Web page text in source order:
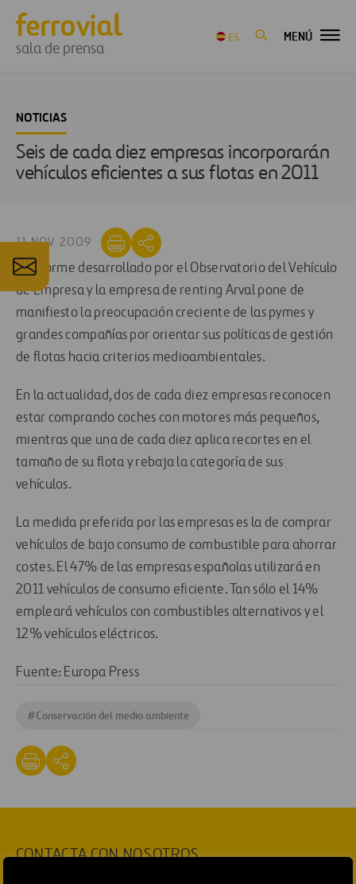
sala de prensa
ES MENÚ
NOTICIAS
Seis de cada diez empresas incorporarán
vehículos eficientes a sus flotas en 2011
11 NOV 2009
El informe desarrollado por el Observatorio del Vehículo
de Empresa y la empresa de renting Arval pone de
manifiesto la preocupación creciente de las pymes y
grandes compañías por orientar sus políticas de gestión
de flotas hacia criterios medioambientales.
En la actualidad, dos de cada diez empresas reconocen
estar comprando coches con motores más pequeños,
mientras que una de cada diez aplica recortes en el
tamaño de su flota y rebaja la categoría de sus
vehículos.
La medida preferida por las empresas es la de comprar
vehículos de bajo consumo de combustible para ahorrar
costes. El 47% de las empresas españolas utilizará en
2011 vehículos de consumo eficiente. Tan sólo el 14%
empleará vehículos con combustibles alternativos y el
12% vehículos eléctricos.
Fuente: Europa Press
#Conservación del medio ambiente
CONTACTA CON NOSOTROS